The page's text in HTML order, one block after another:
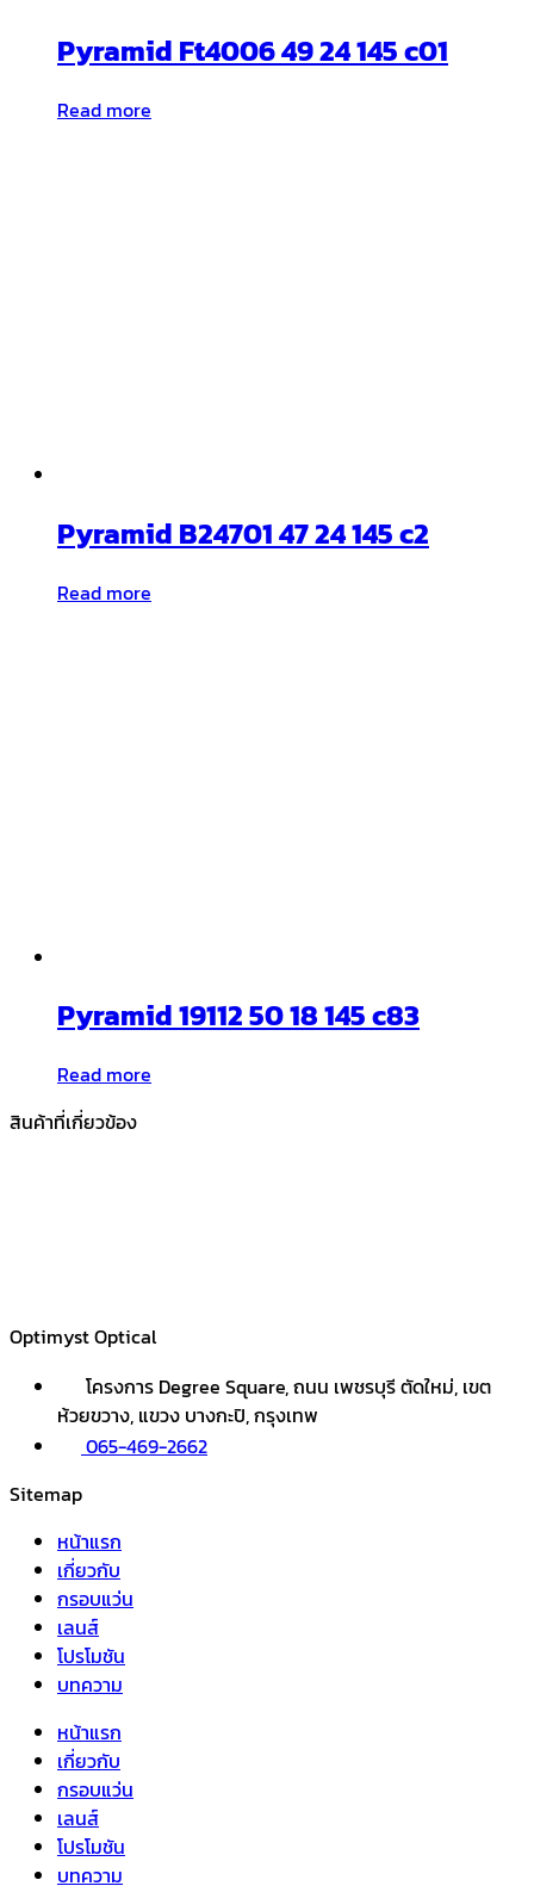
Pyramid Ft4006 49 24 145 c01
Read more
Pyramid B24701 47 24 145 c2
Read more
Pyramid 19112 50 18 145 c83
Read more
สินค้าที่เกี่ยวข้อง
Optimyst Optical
โครงการ Degree Square, ถนน เพชรบุรี ตัดใหม่, เขต
ห้วยขวาง, แขวง บางกะปิ, กรุงเทพ
065-469-2662
Sitemap
หน้าแรก
เกี่ยวกับ
กรอบแว่น
เลนส์
โปรโมชัน
บทความ
หน้าแรก
เกี่ยวกับ
กรอบแว่น
เลนส์
โปรโมชัน
บทความ